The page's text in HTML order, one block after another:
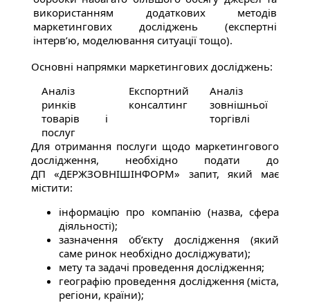
використанням додаткових методів
маркетингових досліджень (експертні
інтерв’ю, моделювання ситуації тощо).
Основні напрямки маркетингових досліджень:
Аналіз
ринків
товарів і
послуг
Експортний
консалтинг
Аналіз
зовнішньої
торгівлі
Для отримання послуги щодо маркетингового
дослідження, необхідно подати до
ДП «ДЕРЖЗОВНІШІНФОРМ» запит, який має
містити:
інформацію про компанію (назва, сфера
діяльності);
зазначення об’єкту дослідження (який
саме ринок необхідно досліджувати);
мету та задачі проведення дослідження;
географію проведення дослідження (міста,
регіони, країни);